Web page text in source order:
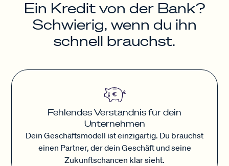
Ein Kredit von der Bank?
Schwierig, wenn du ihn
schnell brauchst.
Fehlendes Verständnis für dein
Unternehmen
Dein Geschäftsmodell ist einzigartig. Du brauchst
einen Partner, der dein Geschäft und seine
Zukunftschancen klar sieht.